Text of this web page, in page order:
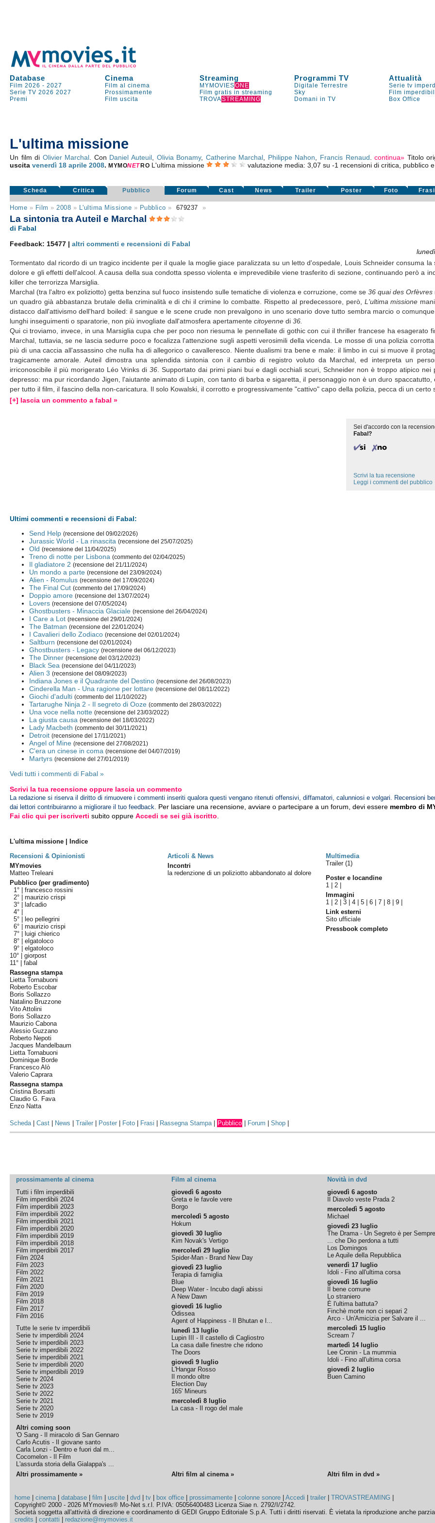
Database Cinema Streaming Programmi TV Attualità
Film 2026 -2027 Film al cinema MYMOVIESONE Digitale Terrestre Serie tv
Serie TV 2026 2027 Prossimamente Film gratis in streaming Sky Film
Premi
Film uscita TROVASTREAMING Domani in TV Box Office
L'ultima missione
Un film di Olivier Marchal . Con Daniel Auteuil Olivia Bonamy, Catherine Marchal Philippe Nahon Francis Renaud .continua» Titolo
uscitavenerdì 18 aprile 2008.MYMONET RO L'ultima missione valutazione media: 3,07 su -1 recensioni di critica, pubblico e
Scheda Critica Pubblico Forum Cast News Trailer Poster Foto Frasi
Home » Film » 2008 » L'ultima Missione » Pubblico » 679237 »
La sintonia tra Auteil e Marchal
di Fabal
Feedback: 15477 |altri commenti e recensioni di Fabal
Tormentato dal ricordo di un tragico incidente per il quale la moglie giace paralizzata su un letto d'ospedale, Louis Schneider consuma la
dolore e gli effetti dell'alcool. A causa della sua condotta spesso violenta e imprevedibile viene trasferito di sezione, continuando però a
killer che terrorizza Marsiglia.
Marchal (tra l'altro ex poliziotto) getta benzina sul fuoco insistendo sulle tematiche di violenza e corruzione, come se 36 quai des Orfèvres
un quadro già abbastanza brutale della criminalità e di chi il crimine lo combatte. Rispetto al predecessore, però, L'ultima missione
distacco dall'attivismo dell'hard boiled: il sangue e le scene crude non prevalgono in uno scenario dove tutto sembra marcio o
lunghi inseguimenti o sparatorie, non più invogliate dall'atmosfera apertamentecitoyenne di36.
Qui ci troviamo, invece, in una Marsiglia cupa che per poco non riesuma le pennellate di gothic con cui il thriller francese ha esagerato
Marchal, tuttavia, se ne lascia sedurre poco e focalizza l'attenzione sugli aspetti verosimili della vicenda. Le mosse di una polizia
più di una caccia all'assassino che nulla ha di allegorico o cavalleresco. Niente dualismi tra bene e male: il limbo in cui si muove il
tragicamente amorale. Auteil dimostra una splendida sintonia con il cambio di registro voluto da Marchal, ed interpreta un
irriconoscibile il più morigerato Léo Vrinks di36 . Supportato dai primi piani bui e dagli occhiali scuri, Schneider non è troppo atipico nei
depresso: ma pur ricordando Jigen, l'aiutante animato di Lupin, con tanto di barba e sigaretta, il personaggio non è un duro spaccatutto,
per tutto il film, il fascino della non-caricatura. Il solo Kowalski, il corrotto e progressivamente "cattivo" capo della polizia, pecca di un certo
[+] lascia un commento a fabal »
Sei d'accordo con la
Fabal?
Scrivi la tua recensione
Leggi i commenti del pubblico
Ultimi commenti e recensioni di Fabal:
Send Help (recensione del 09/02/2026)
Jurassic World - La rinascita (recensione del 25/07/2025)
Old (recensione del 11/04/2025)
Treno di notte per Lisbona (commento del 02/04/2025)
Il gladiatore 2 (recensione del 21/11/2024)
Un mondo a parte (recensione del 23/09/2024)
Alien - Romulus (recensione del 17/09/2024)
The Final Cut (commento del 17/09/2024)
Doppio amore (recensione del 13/07/2024)
Lovers (recensione del 07/05/2024)
Ghostbusters - Minaccia Glaciale (recensione del 26/04/2024)
I Care a Lot (recensione del 29/01/2024)
The Batman (recensione del 22/01/2024)
I Cavalieri dello Zodiaco (recensione del 02/01/2024)
Saltburn (recensione del 02/01/2024)
Ghostbusters - Legacy (recensione del 06/12/2023)
The Dinner (recensione del 03/12/2023)
Black Sea (recensione del 04/11/2023)
Alien 3 (recensione del 08/09/2023)
Indiana Jones e il Quadrante del Destino (recensione del 26/08/2023)
Cinderella Man - Una ragione per lottare (recensione del 08/11/2022)
Giochi d'adulti (commento del 11/10/2022)
Tartarughe Ninja 2 - Il segreto di Ooze (commento del 28/03/2022)
Una voce nella notte (recensione del 23/03/2022)
La giusta causa (recensione del 18/03/2022)
Lady Macbeth (commento del 30/11/2021)
Detroit (recensione del 17/11/2021)
Angel of Mine (recensione del 27/08/2021)
C'era un cinese in coma (recensione del 04/07/2019)
Martyrs (recensione del 27/01/2019)
Vedi tutti i commenti di Fabal »
Scrivi la tua recensione oppure lascia un commento
La redazione si riserva il diritto di rimuovere i commenti inseriti qualora questi vengano ritenuti offensivi, diffamatori, calunniosi e volgari. Recensioni
dai lettori contribuiranno a migliorare il tuo feedback. Per lasciare una recensione, avviare o partecipare a un forum, devi essere membro di
Fai clic qui per iscriverti subito oppureAccedi se sei già iscritto
L'ultima missione | Indice
Recensioni & Opinionisti
Articoli & News Multimedia
MYmovies
Matteo Treleani
Pubblico (per gradimento)
1° |francesco rossini
2° |maurizio crispi
3° |
lafcadio
4° |
5° |
leo pellegrini
6° |maurizio crispi
7° |
luigi chierico
8° |elgatoloco
9° |elgatoloco
10° |giorpost
11° |fabal
Rassegna stampa
Lietta Tornabuoni
Roberto Escobar
Boris Sollazzo
Natalino Bruzzone
Vito Attolini
Boris Sollazzo
Maurizio Cabona
Alessio Guzzano
Roberto Nepoti
Jacques Mandelbaum
Lietta Tornabuoni
Dominique Borde
Francesco Alò
Valerio Caprara
Rassegna stampa
Cristina Borsatti
Claudio G. Fava
Enzo Natta
Incontri
la redenzione di un poliziotto abbandonato al dolore
Trailer (1)
Poster e locandine
1 |2
Immagini
1 |2 |3 |4 |5 |6 |7 |8 |9
Link esterni
Sito ufficiale
Pressbook completo
Scheda|Cast News |Trailer Poster Foto Frasi Rassegna Stampa| Pubblico Forum |Shop
prossimamente al cinema Film al cinema Novità in dvd
Tutti i film imperdibili
Film imperdibili 2024
Film imperdibili 2023
Film imperdibili 2022
Film imperdibili 2021
Film imperdibili 2020
Film imperdibili 2019
Film imperdibili 2018
Film imperdibili 2017
Film 2024
Film 2023
Film 2022
Film 2021
Film 2020
Film 2019
Film 2018
Film 2017
Film 2016
Tutte le serie tv imperdibili
Serie tv imperdibili 2024
Serie tv imperdibili 2023
Serie tv imperdibili 2022
Serie tv imperdibili 2021
Serie tv imperdibili 2020
Serie tv imperdibili 2019
Serie tv 2024
Serie tv 2023
Serie tv 2022
Serie tv 2021
Serie tv 2020
Serie tv 2019
Altri coming soon
'O Sang - Il miracolo di San Gennaro
Carlo Acutis - Il giovane santo
Carla Lonzi - Dentro e fuori dal m...
Cocomelon - Il Film
L'assurda storia della Gialappa's ...
giovedì 6 agosto
Greta e le favole vere
Borgo
mercoledì 5 agosto
Hokum
giovedì 30 luglio
Kim Novak's Vertigo
mercoledì 29 luglio
Spider-Man - Brand New Day
giovedì 23 luglio
Terapia di famiglia
Blue
Deep Water - Incubo dagli abissi
A New Dawn
giovedì 16 luglio
Odissea
Agent of Happiness - Il Bhutan e l...
lunedì 13 luglio
Lupin III - Il castello di Cagliostro
La casa dalle finestre che ridono
The Doors
giovedì 9 luglio
L'Hangar Rosso
Il mondo oltre
Election Day
165' Mineurs
mercoledì 8 luglio
La casa - Il rogo del male
giovedì 6 agosto
Il Diavolo veste Prada 2
mercoledì 5 agosto
Michael
giovedì 23 luglio
The Drama - Un Segreto è per Sempre
... che Dio perdona a tutti
Los Domingos
Le Aquile della Repubblica
venerdì 17 luglio
Idoli - Fino all'ultima corsa
giovedì 16 luglio
Il bene comune
Lo straniero
È l'ultima battuta?
Finchè morte non ci separi 2
Arco - Un'Amicizia per Salvare il ...
mercoledì 15 luglio
Scream 7
martedì 14 luglio
Lee Cronin - La mummia
Idoli - Fino all'ultima corsa
giovedì 2 luglio
Buen Camino
Altri prossimamente » Altri film al cinema » Altri film in dvd »
home |cinema|database |film |uscite |dvd |tv box office prossimamente |colonne sonore |Accedi |trailer |TROVASTREAMING
Copyright© 2000 - 2026 MYmovies® Mo-Net s.r.l. P.IVA: 05056400483 Licenza Siae n. 2792/I/2742.
Società soggetta all'attività di direzione e coordinamento di GEDI Gruppo Editoriale S.p.A. Tutti i diritti riservati. È vietata la riproduzione anche
credits |contatti redazione@mymovies.it